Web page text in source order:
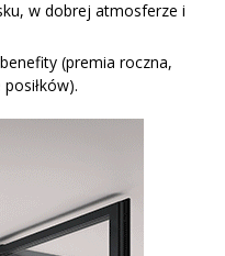
w dobrej atmosferze i
(premia roczna,